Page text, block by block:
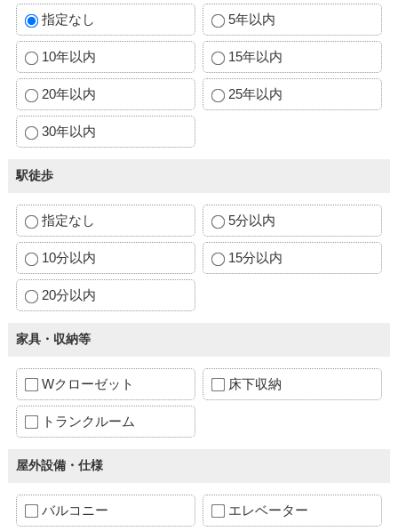
指定なし 5年以内
10年以内 15年以内
20年以内 25年以内
30年以内
駅徒歩
指定なし 5分以内
10分以内 15分以内
20分以内
家具・収納等
Wクローゼット 床下収納
トランクルーム
屋外設備・仕様
バルコニー エレベーター